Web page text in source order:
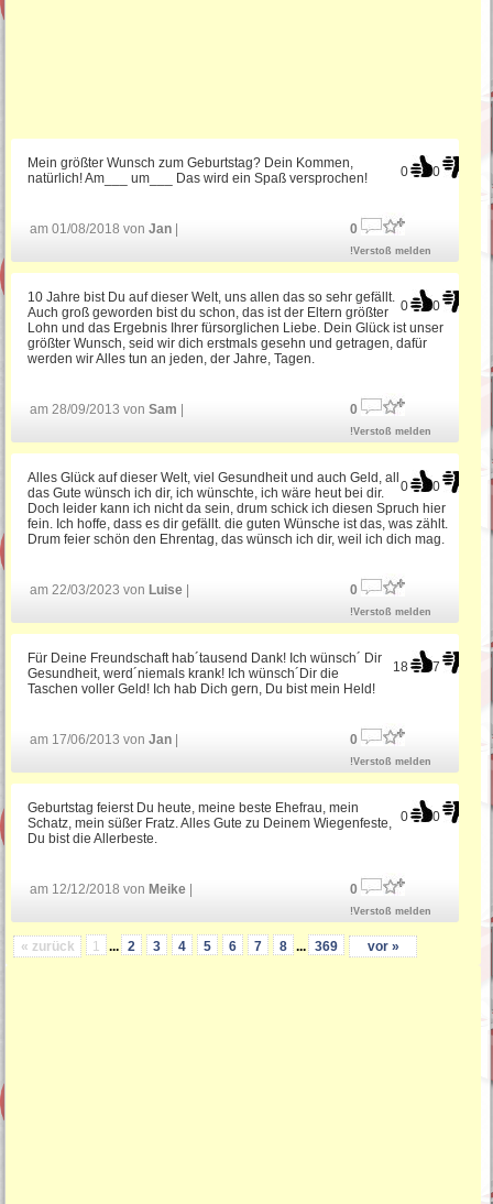
0 0
Mein größter Wunsch zum Geburtstag? Dein Kommen,
natürlich! Am___ um___ Das wird ein Spaß versprochen!
am 01/08/2018 vonJan 0
!Verstoß melden
0 0
10 Jahre bist Du auf dieser Welt, uns allen das so sehr gefällt.
Auch groß geworden bist du schon, das ist der Eltern größter
Lohn und das Ergebnis Ihrer fürsorglichen Liebe. Dein Glück ist unser
größter Wunsch, seid wir dich erstmals gesehn und getragen, dafür
werden wir Alles tun an jeden, der Jahre, Tagen.
am 28/09/2013 vonSam 0
!Verstoß melden
0 0
Alles Glück auf dieser Welt, viel Gesundheit und auch Geld, all
das Gute wünsch ich dir, ich wünschte, ich wäre heut bei dir.
Doch leider kann ich nicht da sein, drum schick ich diesen Spruch hier
fein. Ich hoffe, dass es dir gefällt. die guten Wünsche ist das, was zählt.
Drum feier schön den Ehrentag, das wünsch ich dir, weil ich dich mag.
am 22/03/2023 von Luise 0
!Verstoß melden
18 7
Für Deine Freundschaft hab´tausend Dank! Ich wünsch´ Dir
Gesundheit, werd´niemals krank! Ich wünsch´Dir die
Taschen voller Geld! Ich hab Dich gern, Du bist mein Held!
am 17/06/2013 vonJan 0
!Verstoß melden
0 0
Geburtstag feierst Du heute, meine beste Ehefrau, mein
Schatz, mein süßer Fratz. Alles Gute zu Deinem Wiegenfeste,
Du bist die Allerbeste.
am 12/12/2018 von Meike 0
!Verstoß melden
« zurück 1 ... 2 3 4 5 6 7 8 ... 369 vor »